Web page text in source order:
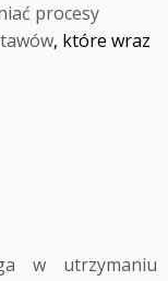
procesy
, które wraz
w utrzymaniu